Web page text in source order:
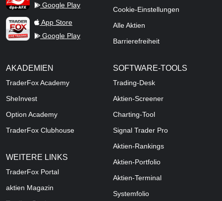
Google Play
TraderFox Live Trading
App Store
Google Play
Cookie-Einstellungen
Alle Aktien
Barrierefreiheit
AKADEMIEN
TraderFox Academy
SheInvest
Option Academy
TraderFox Clubhouse
WEITERE LINKS
TraderFox Portal
aktien Magazin
SOFTWARE-TOOLS
Trading-Desk
Aktien-Screener
Charting-Tool
Signal Trader Pro
Aktien-Rankings
Aktien-Portfolio
Aktien-Terminal
Systemfolio